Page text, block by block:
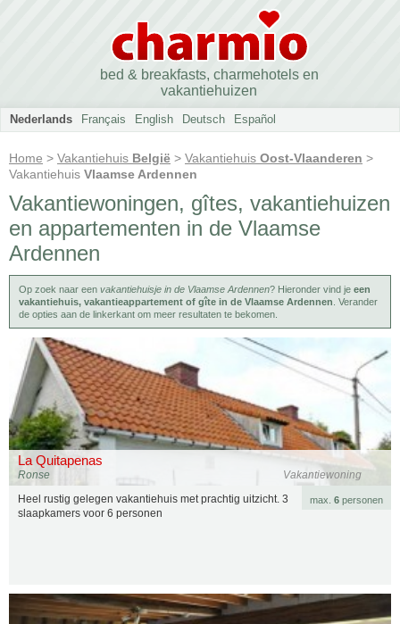
bed & breakfasts, charmehotels en
vakantiehuizen
Nederlands Français English Deutsch Español
Home > Vakantiehuis België > Vakantiehuis Oost-Vlaanderen >
Vakantiehuis Vlaamse Ardennen
Vakantiewoningen, gîtes, vakantiehuizen
en appartementen in de Vlaamse
Ardennen
Op zoek naar een vakantiehuisje in de Vlaamse Ardennen? Hieronder vind je een
vakantiehuis, vakantieappartement of gîte in de Vlaamse Ardennen . Verander
de opties aan de linkerkant om meer resultaten te bekomen.
La Quitapenas
Vakantiewoning
Ronse
max. 6 personen
Heel rustig gelegen vakantiehuis met prachtig uitzicht. 3
slaapkamers voor 6 personen